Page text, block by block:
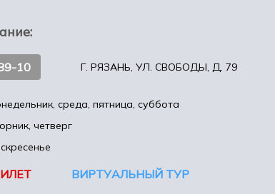
10 Г. РЯЗАНЬ, УЛ. СВОБОДЫ, Д. 79
среда, пятница, суббота
четверг
ВИРТУАЛЬНЫЙ ТУР